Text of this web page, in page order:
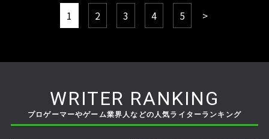
1 2 3 4 5 >
WRITER RANKING
プロゲーマーやゲーム業界人などの人気ライターランキング